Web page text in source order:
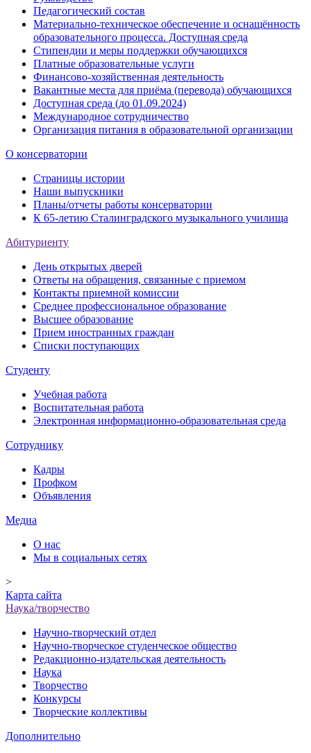
Педагогический состав
Материально-техническое обеспечение и оснащённость
образовательного процесса. Доступная среда
Стипендии и меры поддержки обучающихся
Платные образовательные услуги
Финансово-хозяйственная деятельность
Вакантные места для приёма (перевода) обучающихся
Доступная среда (до 01.09.2024)
Международное сотрудничество
Организация питания в образовательной организации
О консерватории
Страницы истории
Наши выпускники
Планы/отчеты работы консерватории
К 65-летию Сталинградского музыкального училища
Абитуриенту
День открытых дверей
Ответы на обращения, связанные с приемом
Контакты приемной комиссии
Среднее профессиональное образование
Высшее образование
Прием иностранных граждан
Списки поступающих
Студенту
Учебная работа
Воспитательная работа
Электронная информационно-образовательная среда
Сотруднику
Кадры
Профком
Объявления
Медиа
О нас
Мы в социальных сетях
>
Карта сайта
Наука/творчество
Научно-творческий отдел
Научно-творческое студенческое общество
Редакционно-издательская деятельность
Наука
Творчество
Конкурсы
Творческие коллективы
Дополнительно